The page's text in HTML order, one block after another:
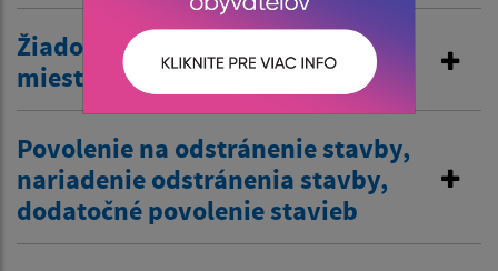
Žiadosť o zriadenie vjazdu
miestnej komunikácie
Povolenie na odstránenie stavby,
nariadenie odstránenia stavby,
dodatočné povolenie stavieb